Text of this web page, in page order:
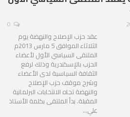
عقد حزب الإصلاح والنهضة يوم
الثلاثاء الموافق 5 مارس 2013م
الملتقى السياسي الأول لأعضاء
الحزب بالإسكندرية وذلك لرفع
الثقافة السياسية لدى الأعضاء
وشرح موقف حزب الإصلاح
والنهضة تجاه الانتخابات البرلمانية
المقبلة. بدأ الملتقى بكلمة الأستاذ
علي…